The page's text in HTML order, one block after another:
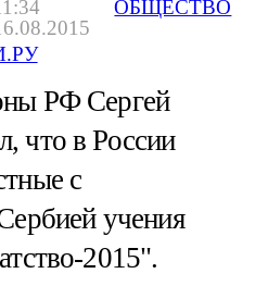
ОБЩЕСТВО
РФ Сергей
что в России
с
учения
2015".